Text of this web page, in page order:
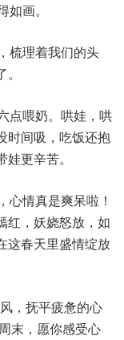
画。
梳理着我们的头
点喂奶。哄娃，哄
间吸，吃饭还抱
更辛苦。
心情真是爽呆啦！
红，妖娆怒放，如
这春天里盛情绽放
，抚平疲惫的心
末，愿你感受心